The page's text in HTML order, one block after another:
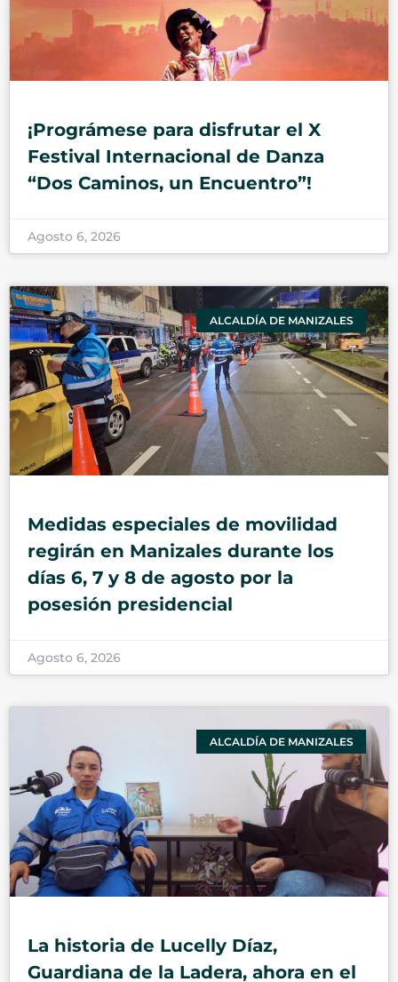
¡Prográmese para disfrutar el X
Festival Internacional de Danza
“Dos Caminos, un Encuentro”!
Agosto 6, 2026
ALCALDÍA DE MANIZALES
Medidas especiales de movilidad
regirán en Manizales durante los
días 6, 7 y 8 de agosto por la
posesión presidencial
Agosto 6, 2026
ALCALDÍA DE MANIZALES
La historia de Lucelly Díaz,
Guardiana de la Ladera, ahora en el